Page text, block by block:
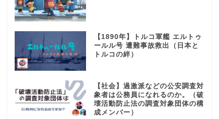
【1890年】トルコ軍艦 エルトゥ
ールル号 遭難事故救出（日本と
トルコの絆）
【社会】過激派などの公安調査対
象者は公務員になれるのか。（破
壊活動防止法の調査対象団体の構
成メンバー）